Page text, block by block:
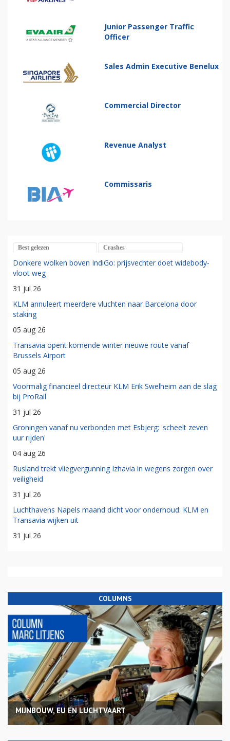
Junior Passenger Traffic
Officer
Sales Admin Executive Benelux
Commercial Director
Revenue Analyst
Commissaris
Best gelezen Crashes
Donkere wolken boven IndiGo: prijsvechter doet widebody-
vloot weg
31 jul 26
KLM annuleert meerdere vluchten naar Barcelona door
staking
05 aug 26
Transavia opent komende winter nieuwe route vanaf
Brussels Airport
05 aug 26
Voormalig financieel directeur KLM Erik Swelheim aan de slag
bij ProRail
31 jul 26
Groningen vanaf nu verbonden met Esbjerg: 'scheelt zeven
uur rijden'
04 aug 26
Rusland trekt vliegvergunning Izhavia in wegens zorgen over
veiligheid
31 jul 26
Luchthavens Napels maand dicht voor onderhoud: KLM en
Transavia wijken uit
31 jul 26
COLUMNS
MIJNBOUW, EU EN LUCHTVAART